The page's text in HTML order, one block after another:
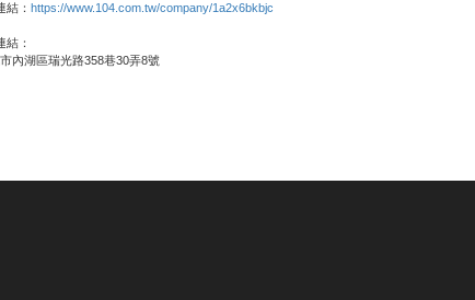
結： https://www.104.com.tw/company/1a2x6bkbjc
結：
內湖區瑞光路358巷30弄8號